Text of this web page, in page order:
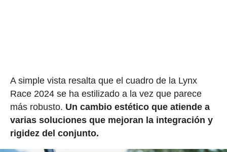
A simple vista resalta que el cuadro de la Lynx
Race 2024 se ha estilizado a la vez que parece
más robusto. Un cambio estético que atiende a
varias soluciones que mejoran la integración y
rigidez del conjunto.